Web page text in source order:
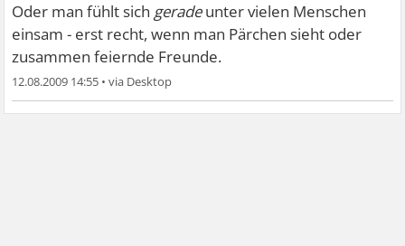
Oder man fühlt sich geradeunter vielen Menschen
einsam - erst recht, wenn man Pärchen sieht oder
zusammen feiernde Freunde.
12.08.2009 14:55 •